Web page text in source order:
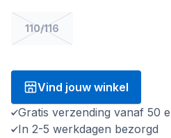
110/116
Vind jouw winkel
Gratis verzending vanaf 50
In 2-5 werkdagen bezorgd